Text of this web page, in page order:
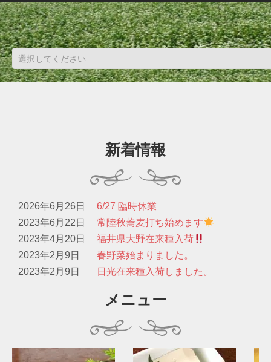
新着情報
2026年6月26日
6/27 臨時休業
2023年6月22日
常陸秋蕎麦打ち始めます
2023年4月20日
福井県大野在来種入荷
2023年2月9日
春野菜始まりました。
2023年2月9日
日光在来種入荷しました。
メニュー